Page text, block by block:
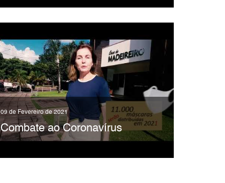
09 de Fevereiro de 2021
Combate ao Coronavírus